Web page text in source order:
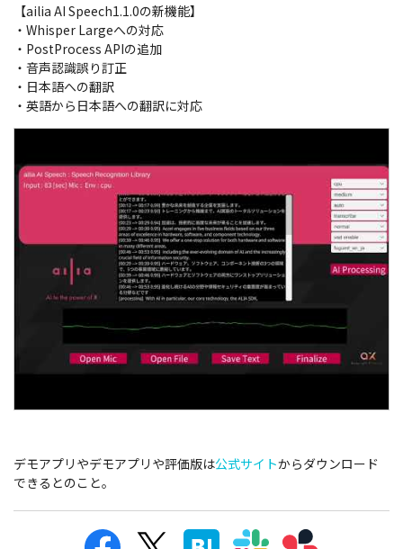
【ailia AI Speech1.1.0の新機能】
・Whisper Largeへの対応
・PostProcess APIの追加
・音声認識誤り訂正
・日本語への翻訳
・英語から日本語への翻訳に対応
デモアプリやデモアプリや評価版は公式サイトからダウンロード
できるとのこと。